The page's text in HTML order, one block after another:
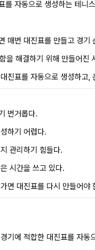
를 자동으로 생성하는 테니
매번 대진표를 만들고 경
을 해결하기 위해 만들어진
진표를 자동으로 생성하고
번거롭다.
하기 어렵다.
관리하기 힘들다.
시간을 쓰고 있다.
면 대진표를 다시 만들어야
기에 적합한 대진표를 자동